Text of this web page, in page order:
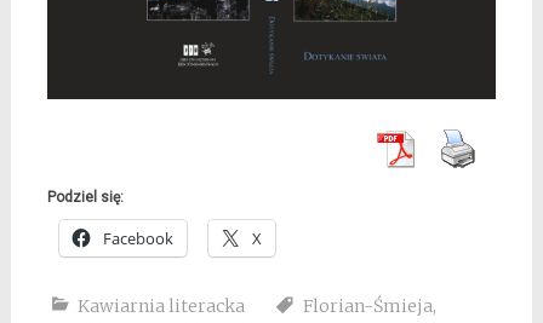
Podziel się:
Facebook X
Kawiarnia literacka Florian-Śmieja,